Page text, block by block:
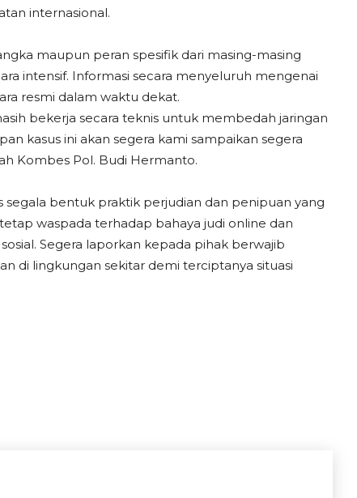
internasional.
maupun peran spesifik dari masing-masing
intensif. Informasi secara menyeluruh mengenai
resmi dalam waktu dekat.
bekerja secara teknis untuk membedah jaringan
kasus ini akan segera kami sampaikan segera
Kombes Pol. Budi Hermanto.
bentuk praktik perjudian dan penipuan yang
waspada terhadap bahaya judi online dan
Segera laporkan kepada pihak berwajib
di lingkungan sekitar demi terciptanya situasi